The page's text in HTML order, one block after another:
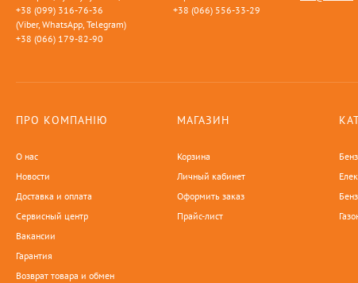
+38 (099) 316-76-36
(Viber, WhatsApp, Telegram)
+38 (066) 179-82-90
+38 (066) 556-33-29
ПРО КОМПАНІЮ
О нас
Новости
Доставка и оплата
Сервисный центр
Вакансии
Гарантия
Возврат товара и обмен
МАГАЗИН
Корзина
Личный кабинет
Оформить заказ
Прайс-лист